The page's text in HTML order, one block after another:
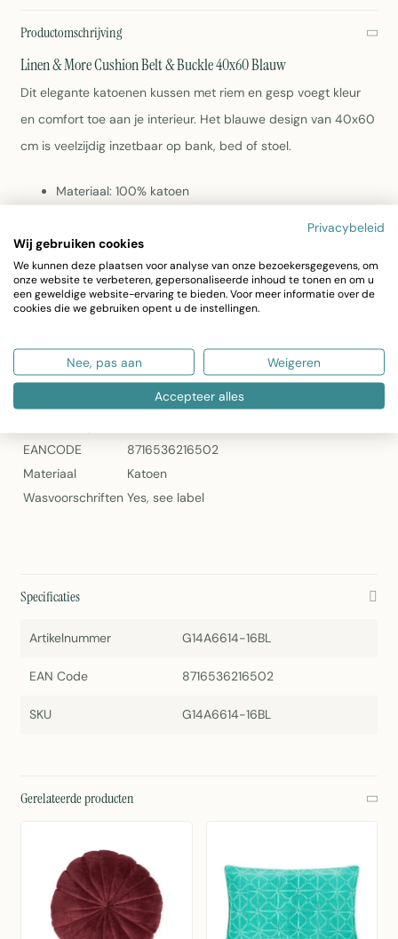
Productomschrijving
Linen & More Cushion Belt & Buckle 40x60 Blauw
Dit elegante katoenen kussen met riem en gesp voegt kleur
en comfort toe aan je interieur. Het blauwe design van 40x60
cm is veelzijdig inzetbaar op bank, bed of stoel.
Materiaal: 100% katoen
Gewicht: 500 gram
Inclusief riem en gesp
Wasvoorschriften: zie label
Specificaties
G14A6614-16BL
EANCODE
8716536216502
Materiaal
Katoen
Wasvoorschriften Yes, see label
Specificaties
Artikelnummer G14A6614-16BL
EAN Code 8716536216502
SKU G14A6614-16BL
Gerelateerde producten
Privacybeleid
Wij gebruiken cookies
We kunnen deze plaatsen voor analyse van onze bezoekersgegevens, om
onze website te verbeteren, gepersonaliseerde inhoud te tonen en om u
een geweldige website-ervaring te bieden. Voor meer informatie over de
cookies die we gebruiken opent u de instellingen.
Nee, pas aan Weigeren
Accepteer alles